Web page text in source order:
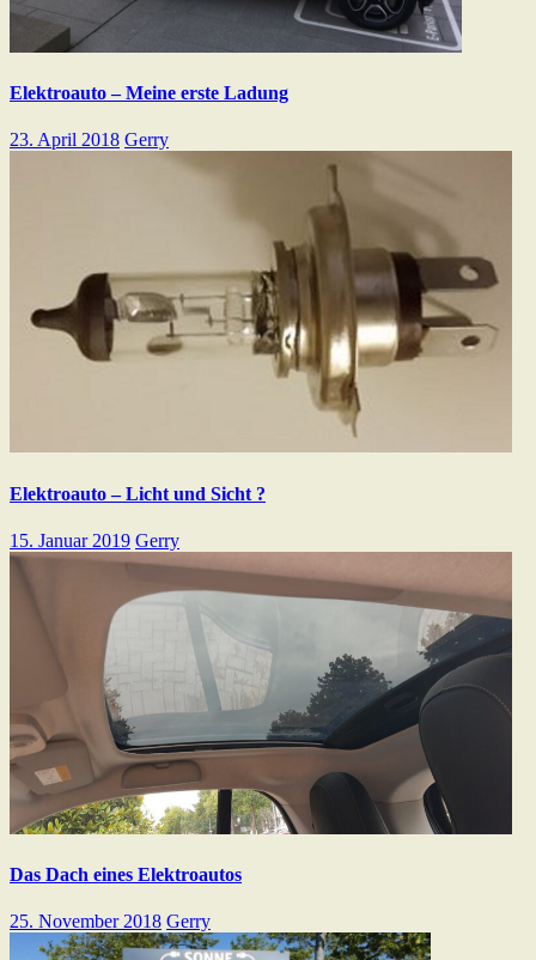
Elektroauto – Meine erste Ladung
23. April 2018 Gerry
Elektroauto – Licht und Sicht ?
15. Januar 2019 Gerry
Das Dach eines Elektroautos
25. November 2018 Gerry